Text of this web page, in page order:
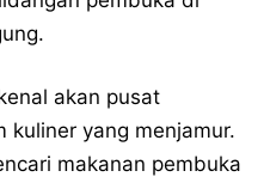
akan pusat
kuliner yang menjamur.
makanan pembuka